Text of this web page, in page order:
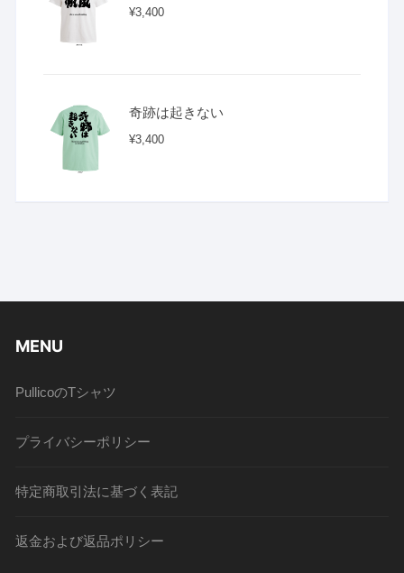
¥3,400
奇跡は起きない
¥3,400
MENU
PullicoのTシャツ
プライバシーポリシー
特定商取引法に基づく表記
返金および返品ポリシー